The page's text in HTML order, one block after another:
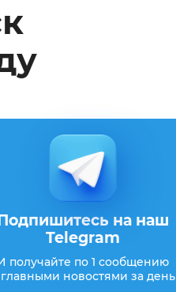
на наш
Telegram
получайте по 1 сообщению
новостями за день